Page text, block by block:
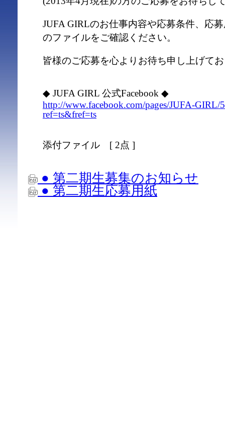
JUFA GIRLのお仕事内容や応募条件、応
のファイルをご確認ください。
皆様のご応募を心よりお待ち申し上げて
◆ JUFA GIRL 公式Facebook ◆
http://www.facebook.com/pages/JUFA-GIRL/
ref=ts&fref=ts
添付ファイル [ 2点 ]
● 第二期生募集のお知らせ
● 第二期生応募用紙